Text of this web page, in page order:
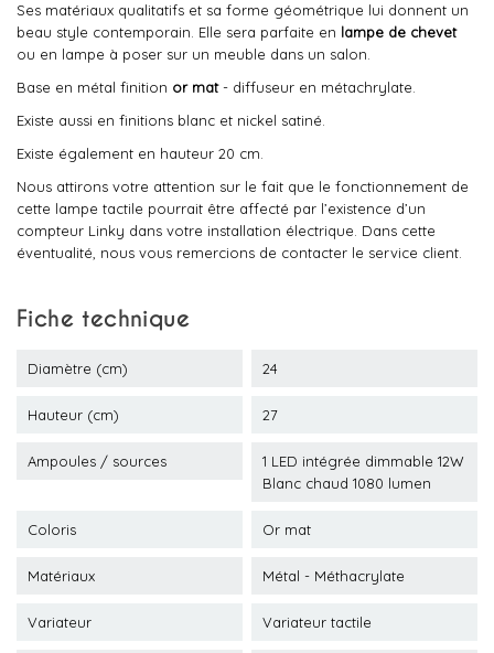
Ses matériaux qualitatifs et sa forme géométrique lui donnent un
beau style contemporain. Elle sera parfaite en lampe de chevet
ou en lampe à poser sur un meuble dans un salon.
Base en métal finition or mat- diffuseur en métachrylate.
Existe aussi en finitions blanc et nickel satiné.
Existe également en hauteur 20 cm.
Nous attirons votre attention sur le fait que le fonctionnement de
cette lampe tactile pourrait être affecté par l’existence d’un
compteur Linky dans votre installation électrique. Dans cette
éventualité, nous vous remercions de contacter le service client.
Fiche technique
Diamètre (cm) 24
Hauteur (cm) 27
Ampoules / sources
1 LED intégrée dimmable 12W
Blanc chaud 1080 lumen
Coloris Or mat
Matériaux Métal - Méthacrylate
Variateur Variateur tactile